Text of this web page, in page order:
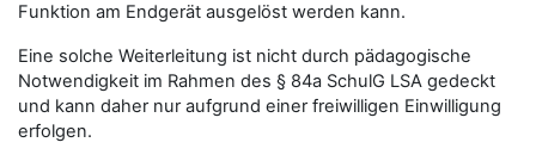
Funktion am Endgerät ausgelöst werden kann.
Eine solche Weiterleitung ist nicht durch pädagogische
Notwendigkeit im Rahmen des § 84a SchulG LSA gedeckt
und kann daher nur aufgrund einer freiwilligen Einwilligung
erfolgen.